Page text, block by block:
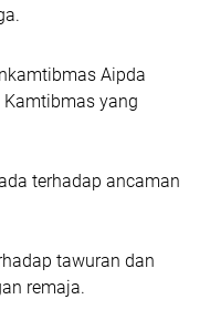
Aipda
yang
terhadap ancaman
tawuran dan
remaja.